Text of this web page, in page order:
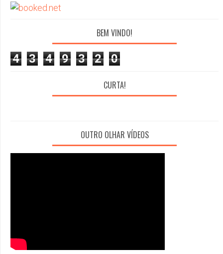
BEM VINDO!
4 3 4 9 3 2 0
CURTA!
OUTRO OLHAR VÍDEOS